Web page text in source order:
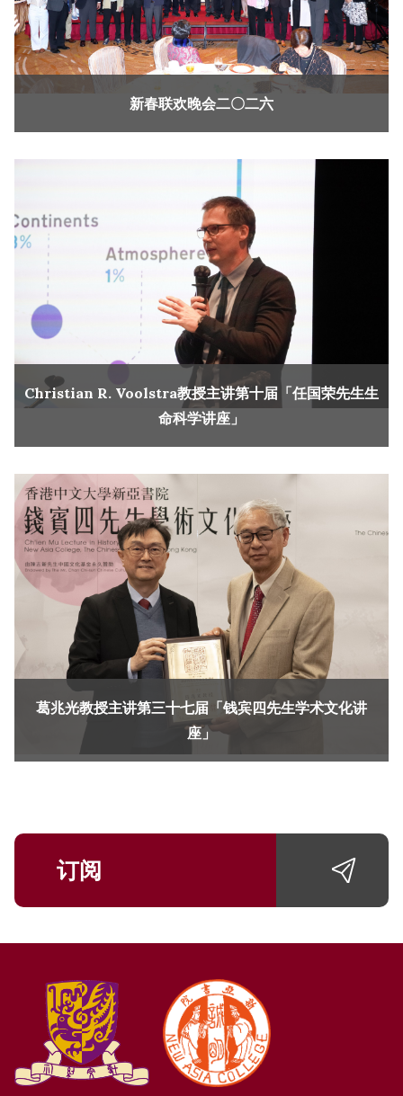
新春联欢晚会二〇二六
Christian R. Voolstra教授主讲第十届「任国荣先生生
命科学讲座」
葛兆光教授主讲第三十七届「钱宾四先生学术文化讲
座」
订阅